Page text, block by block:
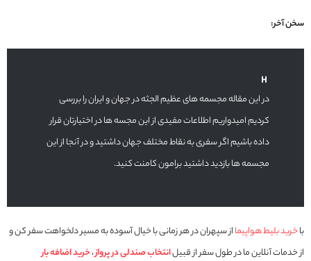
سخن آخر:
در این مقاله مجسمه های عظیم الجثه در جهان و ایران را بررسی
کردیم امیدواریم اطلاعات مفیدی از این مجسه ها در اختیارتان قرار
داده باشیم اگر سفری به نقاط مختلف جهان داشتید و در آنجا از این
مجسمه ها بازدید داشتید برامون کامنت کنید.
باخرید بلیط هواپیمااز سپهران در هر زمانی با خیال آسوده به مسیر دلخواهت سفر کن و
از خدمات آنلاین ما در طول سفر از قبیلانتخاب صندلی در پرواز،خرید اضافه بار